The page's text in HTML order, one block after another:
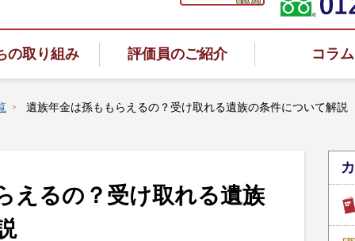
の取り組み 評価員のご紹介 コラム
遺族年金は孫ももらえるの？受け取れる遺族の条件について解説
えるの？受け取れる遺族